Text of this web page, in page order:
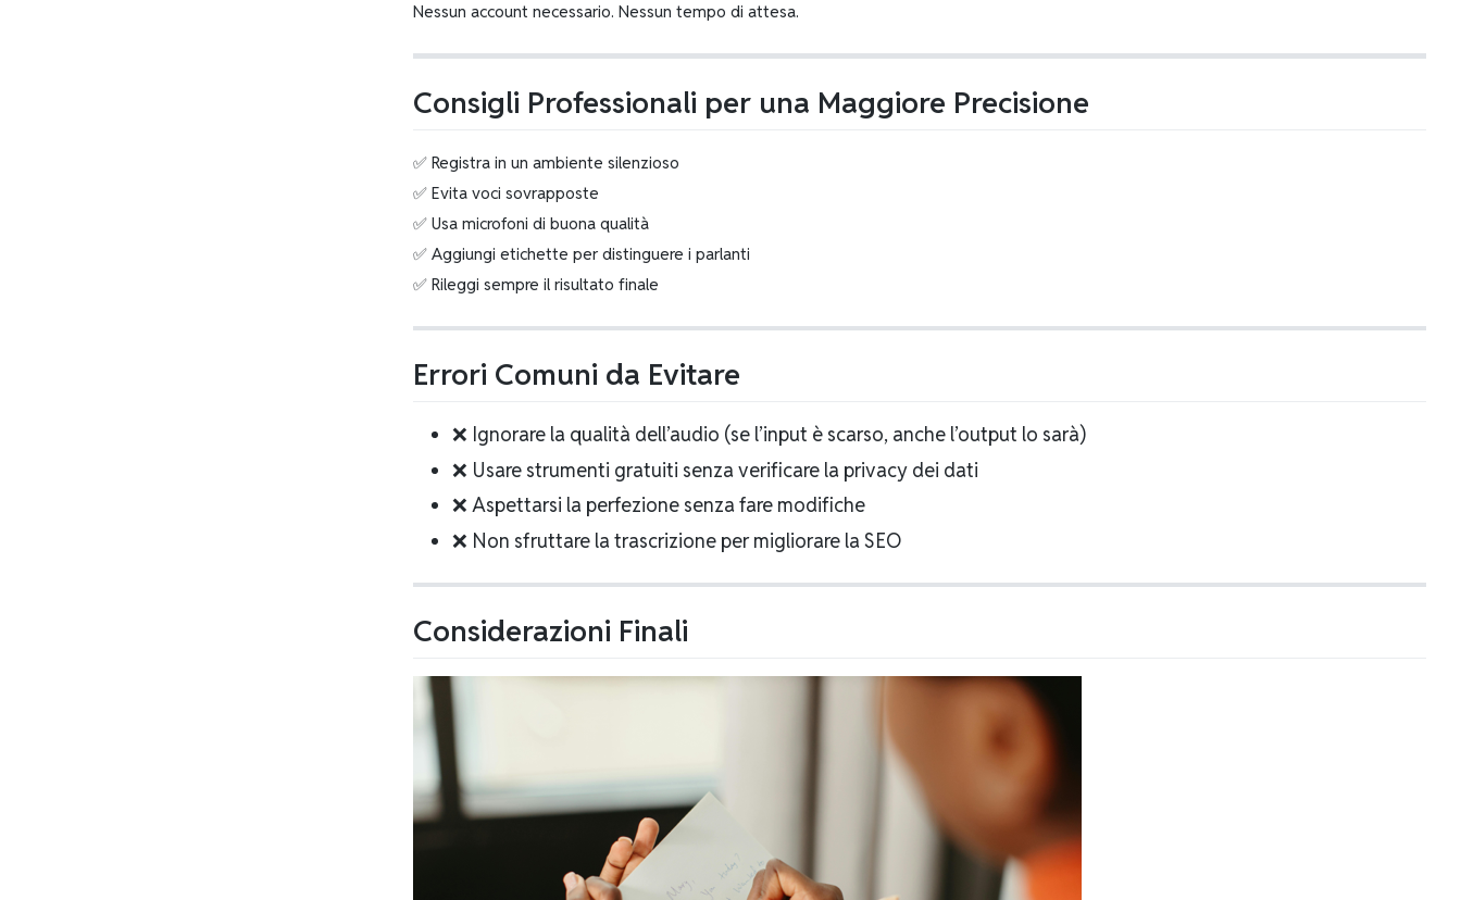
Nessun account necessario. Nessun tempo di attesa.
Consigli Professionali per una Maggiore Precisione
✅ Registra in un ambiente silenzioso
✅ Evita voci sovrapposte
✅ Usa microfoni di buona qualità
✅ Aggiungi etichette per distinguere i parlanti
✅ Rileggi sempre il risultato finale
Errori Comuni da Evitare
❌ Ignorare la qualità dell’audio (se l’input è scarso, anche l’output lo sarà)
❌ Usare strumenti gratuiti senza verificare la privacy dei dati
❌ Aspettarsi la perfezione senza fare modifiche
❌ Non sfruttare la trascrizione per migliorare la SEO
Considerazioni Finali